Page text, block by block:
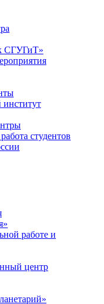
СГУГиТ»
институт
студентов
работе и
центр